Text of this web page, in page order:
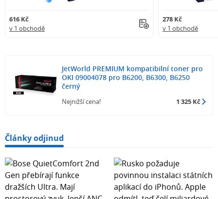
616 Kč
v 1 obchodě
278 Kč
v 1 obchodě
JetWorld PREMIUM kompatibilní toner pro
OKI 09004078 pro B6200, B6300, B6250
černý
Nejnižší cena! 1 325 Kč
Články odjinud